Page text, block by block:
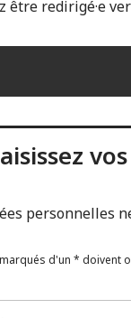
être redirigé·e
personnelles
d'un * doivent